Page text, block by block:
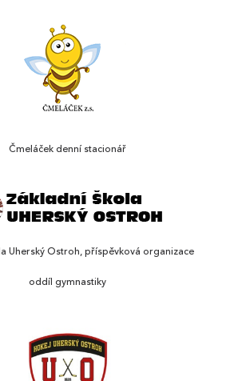
Čmeláček denní stacionář
Uherský Ostroh, příspěvková organizace
oddíl gymnastiky